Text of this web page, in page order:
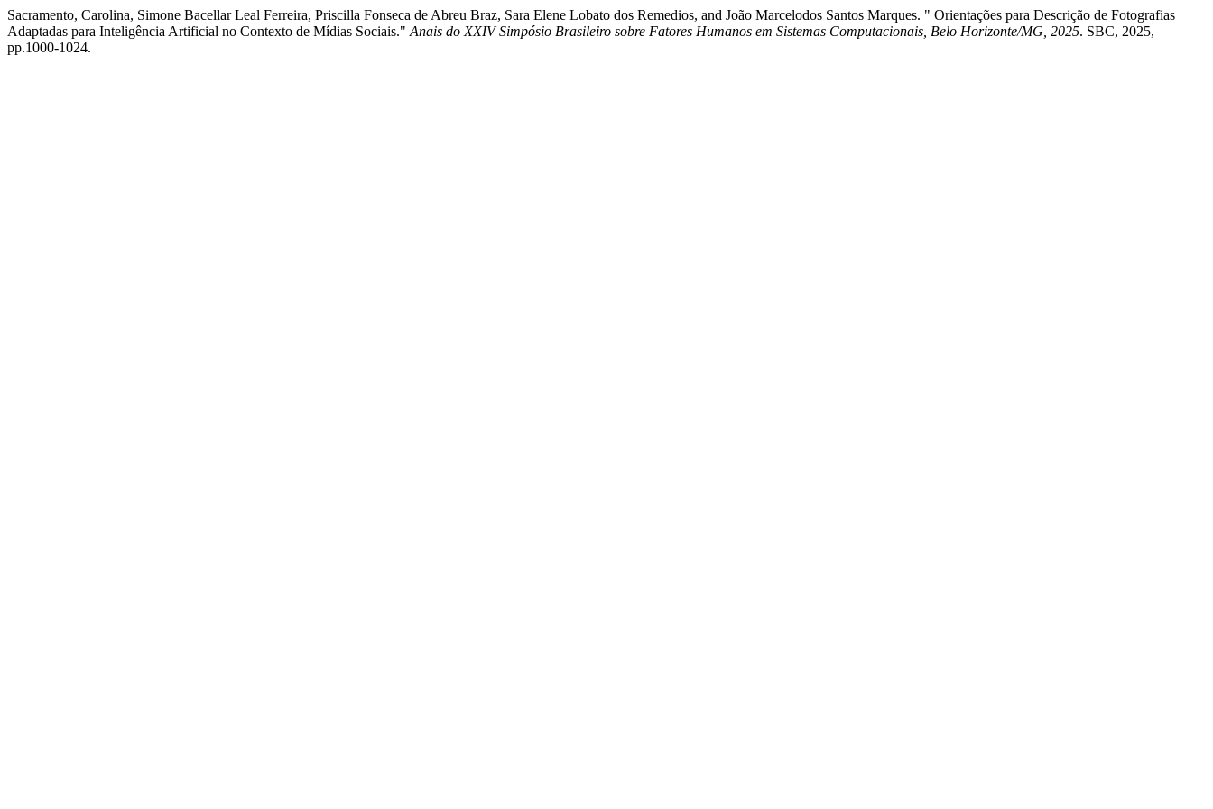
Sacramento, Carolina, Simone Bacellar Leal Ferreira, Priscilla Fonseca de Abreu Braz, Sara Elene Lobato dos Remedios, and João Marcelodos Santos Marques. " Orientações para Descrição de Fotografias
Adaptadas para Inteligência Artificial no Contexto de Mídias Sociais." Anais do XXIV Simpósio Brasileiro sobre Fatores Humanos em Sistemas Computacionais, Belo Horizonte/MG, 2025. SBC, 2025,
pp.1000-1024.